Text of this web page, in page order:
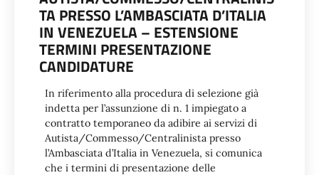
TA PRESSO L’AMBASCIATA D’ITALIA
IN VENEZUELA – ESTENSIONE
TERMINI PRESENTAZIONE
CANDIDATURE
In riferimento alla procedura di selezione già
indetta per l’assunzione di n. 1 impiegato a
contratto temporaneo da adibire ai servizi di
Autista/Commesso/Centralinista presso
l’Ambasciata d’Italia in Venezuela, si comunica
che i termini di presentazione delle